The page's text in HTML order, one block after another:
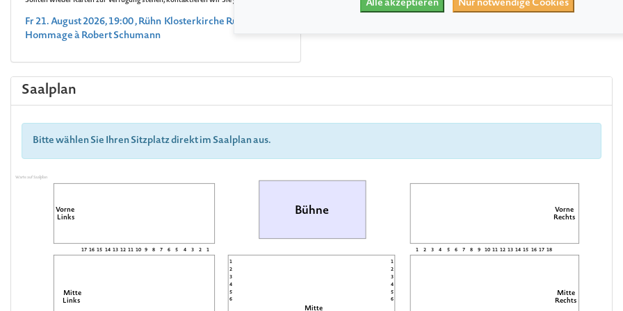
Fr 21. August 2026, 19:00 , Rühn Klosterkirche Rühn
Hommage à Robert Schumann
Saalplan
Bitte wählen Sie Ihren Sitzplatz direkt im Saalplan aus.
Warte auf Saalplan
Bühne
Vorne
Links
Mitte
Links
Mitte
Mitte
Rechts
Vorne
Rechts
1
2
3
4
5
6
7
8
9
10
11
12
13
14
15
16
17
1
2
3
4
5
6
1
2
3
4
5
6
1 2 3 4 5 6 7 8 9 10 11 12 13 14 15 16 17 18
Alle akzeptieren Nur notwendige Cookies